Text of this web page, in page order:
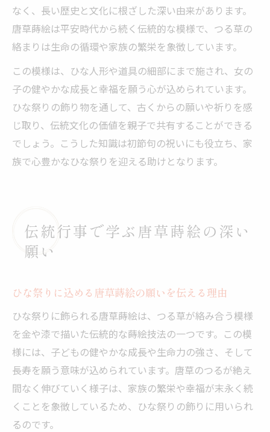
なく、長い歴史と文化に根ざした深い由来があります。
唐草蒔絵は平安時代から続く伝統的な模様で、つる草の
絡まりは生命の循環や家族の繁栄を象徴しています。
この模様は、ひな人形や道具の細部にまで施され、女の
子の健やかな成長と幸福を願う心が込められています。
ひな祭りの飾り物を通して、古くからの願いや祈りを感
じ取り、伝統文化の価値を親子で共有することができる
でしょう。こうした知識は初節句の祝いにも役立ち、家
族で心豊かなひな祭りを迎える助けとなります。
伝統行事で学ぶ唐草蒔絵の深い
願い
ひな祭りに込める唐草蒔絵の願いを伝える理由
ひな祭りに飾られる唐草蒔絵は、つる草が絡み合う模様
を金や漆で描いた伝統的な蒔絵技法の一つです。この模
様には、子どもの健やかな成長や生命力の強さ、そして
長寿を願う意味が込められています。唐草のつるが絶え
間なく伸びていく様子は、家族の繁栄や幸福が末永く続
くことを象徴しているため、ひな祭りの飾りに用いられ
るのです。